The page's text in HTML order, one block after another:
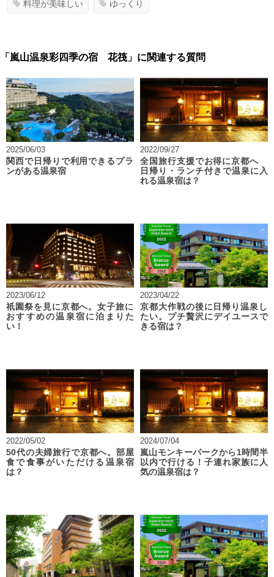
料理が美味しい ゆっくり
「嵐山温泉彩四季の宿 花筏」に関連する質問
2025/06/03
関西で日帰りで利用できるプラ
ンがある温泉宿
2022/09/27
全国旅行支援でお得に京都へ
日帰り・ランチ付きで温泉に入
れる温泉宿は？
2023/06/12
祇園祭を見に京都へ。女子旅に
おすすめの温泉宿に泊まりた
い！
2023/04/22
京都大作戦の後に日帰り温泉し
たい。プチ贅沢にデイユースで
きる宿は？
2022/05/02
50代の夫婦旅行で京都へ。部屋
食で食事がいただける温泉宿
は？
2024/07/04
嵐山モンキーパークから1時間半
以内で行ける！子連れ家族に人
気の温泉宿は？